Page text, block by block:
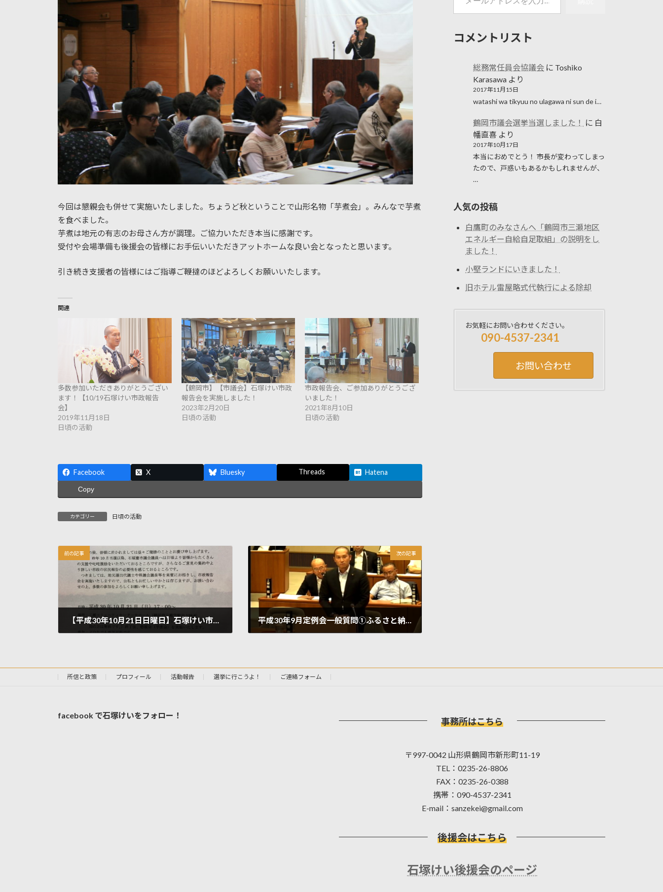
今回は懇親会も併せて実施いたしました。ちょうど秋ということで山形名物「芋煮会」。みんなで芋煮
を食べました。
芋煮は地元の有志のお母さん方が調理。ご協力いただき本当に感謝です。
受付や会場準備も後援会の皆様にお手伝いいただきアットホームな良い会となったと思います。
引き続き支援者の皆様にはご指導ご鞭撻のほどよろしくお願いいたします。
関連
多数参加いただきありがとうござい
ます！【10/19石塚けい市政報告
会】
2019年11月18日
日頃の活動
【鶴岡市】【市議会】石塚けい市政
報告会を実施しました！
2023年2月20日
日頃の活動
市政報告会、ご参加ありがとうござ
いました！
2021年8月10日
日頃の活動
Facebook X Bluesky Threads Hatena
Copy
カテゴリー 日頃の活動
前の記事 次の記事
平成30年9月定例会一般質問➀ふるさと納税の活用について
コメントリスト
総務常任員会協議会 に Toshiko
Karasawa より
2017年11月15日
watashi wa tikyuu no ulagawa ni sun de i…
鶴岡市議会選挙当選しました！ に 白
幡直喜 より
2017年10月17日
本当におめでとう！ 市長が変わってしまっ
たので、戸惑いもあるかもしれませんが、
…
人気の投稿
白鷹町のみなさんへ「鶴岡市三瀬地区
エネルギー自給自足取組」の説明をし
ました！
小堅ランドにいきました！
旧ホテル雷屋略式代執行による除却
お気軽にお問い合わせください。
090-4537-2341
お問い合わせ
所信と政策 プロフィール 活動報告 選挙に行こうよ！ ご連絡フォーム
facebook で石塚けいをフォロー！
事務所はこちら
〒997-0042 山形県鶴岡市新形町11-19
TEL：0235-26-8806
FAX：0235-26-0388
携帯：090-4537-2341
E-mail：sanzekei@gmail.com
後援会はこちら
石塚けい後援会のページ